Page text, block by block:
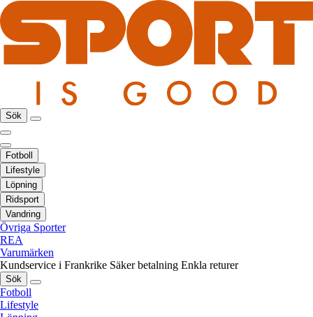
Sök
Fotboll
Lifestyle
Löpning
Ridsport
Vandring
Övriga Sporter
REA
Varumärken
Kundservice i Frankrike Säker betalning Enkla returer
Sök
Fotboll
Lifestyle